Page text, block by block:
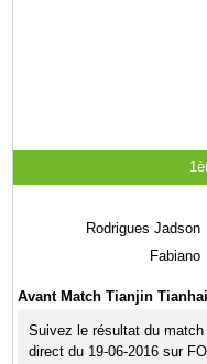
Rodrigues Jadson
Fabiano
Avant Match Tianjin
Suivez le résultat du
direct du 19-06-2016 sur